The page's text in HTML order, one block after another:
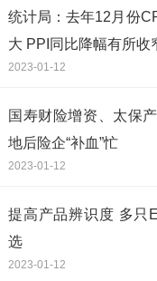
统计局：去年12月份
大 PPI同比降幅有所收
2023-01-12
国寿财险增资、太保
地后险企“补血”忙
2023-01-12
提高产品辨识度 多只
选
2023-01-12